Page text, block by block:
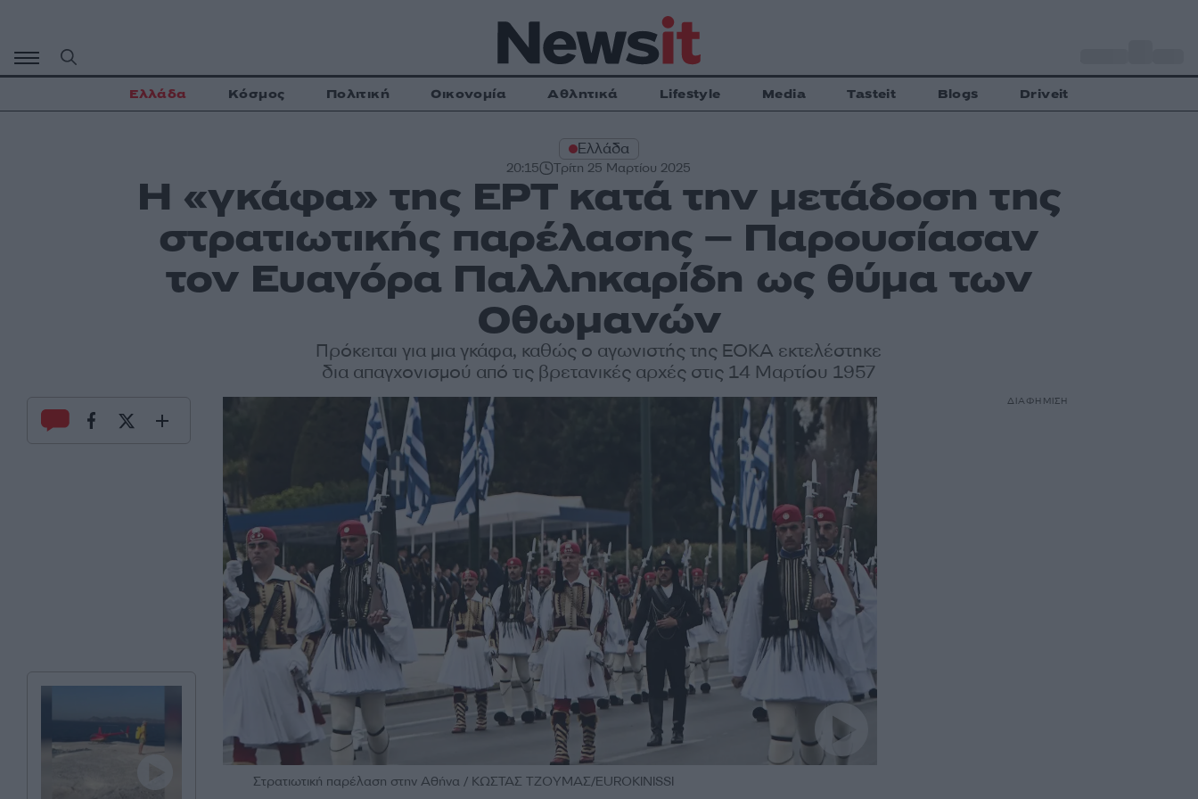
περιεχόμενο
Ελλάδα Κόσμος Πολιτική Οικονομία Αθλητικά Lifestyle Media Tasteit Blogs Driveit
Ελλάδα
20:15 Τρίτη 25 Μαρτίου 2025
Η «γκάφα» της ΕΡΤ κατά την μετάδοση της
στρατιωτικής παρέλασης – Παρουσίασαν
τον Ευαγόρα Παλληκαρίδη ως θύμα των
Οθωμανών
Πρόκειται για μια γκάφα, καθώς ο αγωνιστής της ΕΟΚΑ εκτελέστηκε
δια απαγχονισμού από τις βρετανικές αρχές στις 14 Μαρτίου 1957
Στρατιωτική παρέλαση στην Αθήνα / ΚΩΣΤΑΣ ΤΖΟΥΜΑΣ/EUROKINISSI
ΔΙΑΦΗΜΙΣΗ